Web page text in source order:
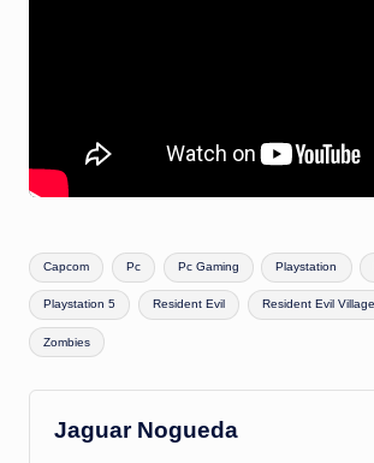
Etiquetas:
Capcom Pc Pc Gaming Playstation
Playstation 5 Resident Evil Resident Evil Village
Zombies
Jaguar Nogueda